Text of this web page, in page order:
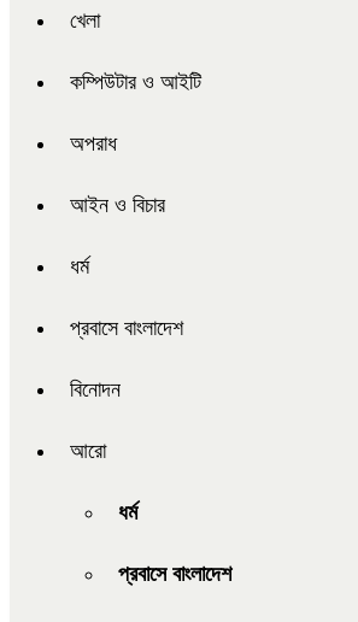
খেলা
কম্পিউটার ও আইটি
অপরাধ
আইন ও বিচার
ধর্ম
প্রবাসে বাংলাদেশ
বিনোদন
আরো
ধর্ম
প্রবাসে বাংলাদেশ